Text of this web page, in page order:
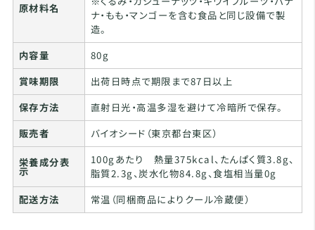
原材料名
ナ・もも・マンゴーを含む食品と同じ設備で製
造。
内容量
80g
賞味期限
出荷日時点で期限まで87日以上
保存方法
直射日光・高温多湿を避けて冷暗所で保存。
販売者
バイオシード（東京都台東区）
栄養成分表
示
100gあたり 熱量375kcal、たんぱく質3.8g、
脂質2.3g、炭水化物84.8g、食塩相当量0g
配送方法
常温（同梱商品によりクール冷蔵便）